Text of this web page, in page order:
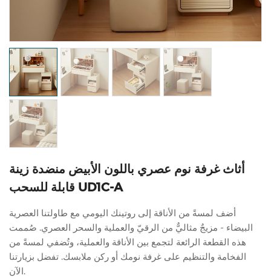
أثاث غرفة نوم عصري باللون الأبيض منضدة زينة
قابلة للسحب UD1C-A
أضف لمسةً من الأناقة إلى روتينك اليومي مع طاولتنا العصرية
البيضاء - مزيجٌ مثاليٌّ من الرقيّ والعملية والسحر العصري. صُممت
هذه القطعة الرائعة لتجمع بين الأناقة والعملية، وتُضفي لمسةً من
الفخامة والتنظيم على غرفة نومك أو ركن ملابسك. تفضل بزيارتنا
الآن.